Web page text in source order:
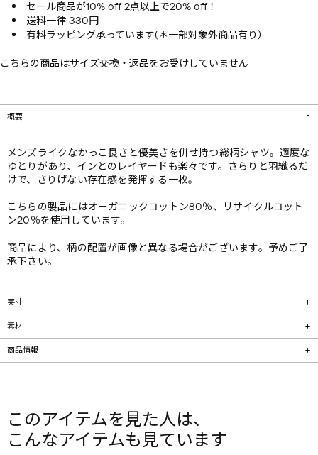
セール商品が10% off 2点以上で20% off！
送料一律 330円
有料ラッピング承っています(＊一部対象外商品有り）
こちらの商品はサイズ交換・返品をお受けしていません
概要
メンズライクなかっこ良さと優美さを併せ持つ総柄シャツ。適度な
ゆとりがあり、インとのレイヤードも楽々です。さらりと羽織るだ
けで、さりげない存在感を発揮する一枚。
こちらの製品にはオーガニックコットン80％、リサイクルコット
ン20％を使用しています。
商品により、柄の配置が画像と異なる場合がございます。予めご了
承下さい。
実寸
素材
商品情報
このアイテムを見た人は、
こんなアイテムも見ています